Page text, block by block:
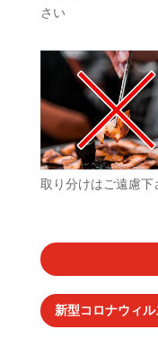
さい
取り分けはご遠慮下
新型コロナウィ